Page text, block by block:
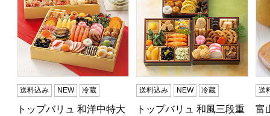
送料込み NEW 冷蔵
トップバリュ 和洋中特大
送料込み NEW 冷蔵
トップバリュ 和風三段重
送
富